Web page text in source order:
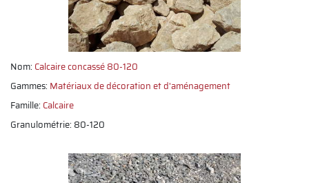
Nom: Calcaire concassé 80-120
Gammes: Matériaux de décoration et d'aménagement
Famille: Calcaire
Granulométrie: 80-120